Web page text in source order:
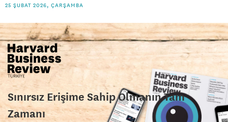
25 ŞUBAT 2026, ÇARŞAMBA
Sınırsız Erişime Sahip Olmanın Tam
Zamanı